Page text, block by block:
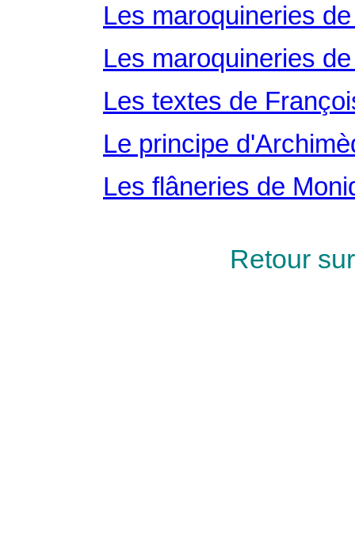
Les maroquineries
Les maroquineries
Les textes de
Le principe
Les flâneries de
Retour sur